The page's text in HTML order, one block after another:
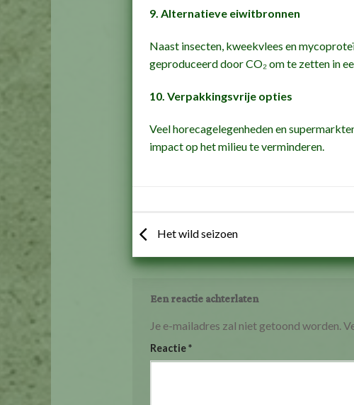
9. Alternatieve eiwitbronnen
Naast insecten, kweekvlees en
geproduceerd door CO₂ om te zetten in
10. Verpakkingsvrije opties
Veel horecagelegenheden en
impact op het milieu te verminderen.
Het wild seizoen
Een reactie achterlaten
Je e-mailadres zal niet getoond worden.
Reactie*